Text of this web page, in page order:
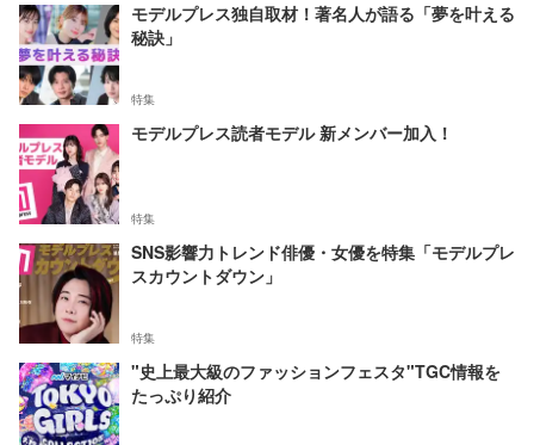
モデルプレス独自取材！著名人が語る「夢を叶える
秘訣」
特集
モデルプレス読者モデル 新メンバー加入！
特集
SNS影響力トレンド俳優・女優を特集「モデルプレ
スカウントダウン」
特集
"史上最大級のファッションフェスタ"TGC情報を
たっぷり紹介